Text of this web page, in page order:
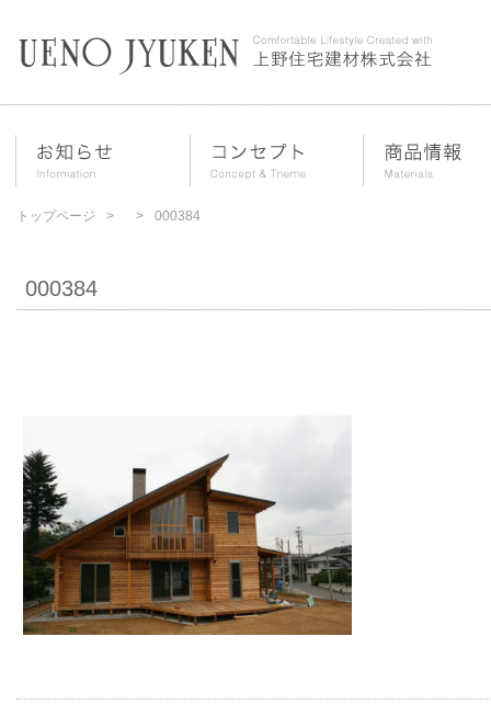
トップページ 000384
000384